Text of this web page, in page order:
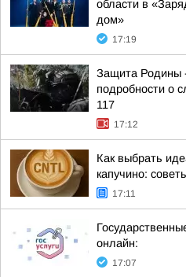
области в
дом»
17:19
Защита Родины
подробности о
117
17:12
Как выбрать
капучино:
17:11
онлайн:
17:07